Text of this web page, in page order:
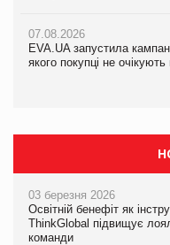
07.08.2026
EVA.UA запустила
якого покупці не
03 березня 2026
Освітній бенефіт як
ThinkGlobal підвищує
команди